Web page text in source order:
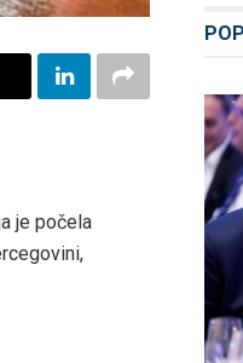
je počela